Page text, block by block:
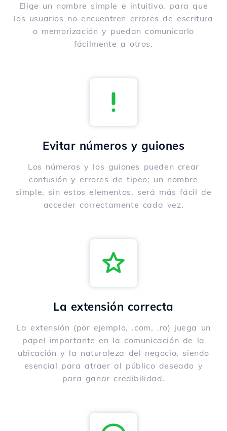
Elige un nombre simple e intuitivo, para que
los usuarios no encuentren errores de escritura
o memorización y puedan comunicarlo
fácilmente a otros.
Evitar números y guiones
Los números y los guiones pueden crear
confusión y errores de tipeo; un nombre
simple, sin estos elementos, será más fácil de
acceder correctamente cada vez.
La extensión correcta
La extensión (por ejemplo, .com, .ro) juega un
papel importante en la comunicación de la
ubicación y la naturaleza del negocio, siendo
esencial para atraer al público deseado y
para ganar credibilidad.